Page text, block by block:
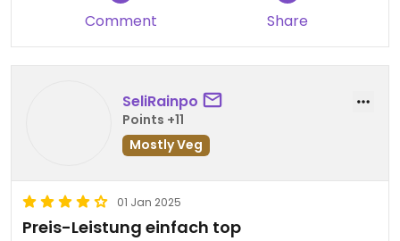
Comment Share
SeliRainpo
Points +11
Mostly Veg
01 Jan 2025
Preis-Leistung einfach top